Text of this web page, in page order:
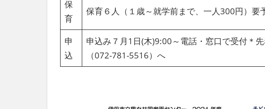
保
育
保育６人（１歳～就学前まで、一人300円）要
申
込
申込み７月1日(木)9:00～電話・窓口で受付＊
（072-781-5516）へ